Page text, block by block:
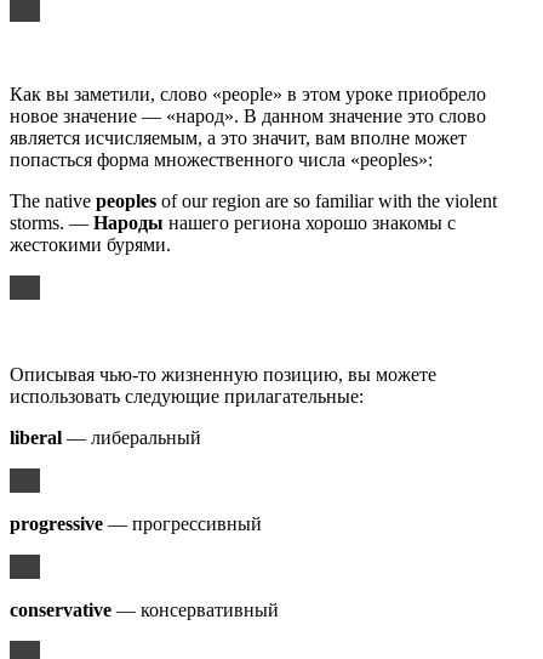
Как вы заметили, слово «people» в этом уроке приобрело
новое значение — «народ». В данном значение это слово
является исчисляемым, а это значит, вам вполне может
попасться форма множественного числа «peoples»:
The native peoples of our region are so familiar with the violent
storms. — Народы нашего региона хорошо знакомы с
жестокими бурями.
Описывая чью-то жизненную позицию, вы можете
использовать следующие прилагательные:
liberal — либеральный
progressive — прогрессивный
conservative — консервативный